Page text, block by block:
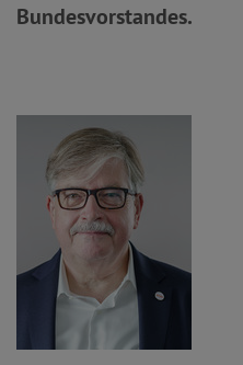
Bundesvorstandes.